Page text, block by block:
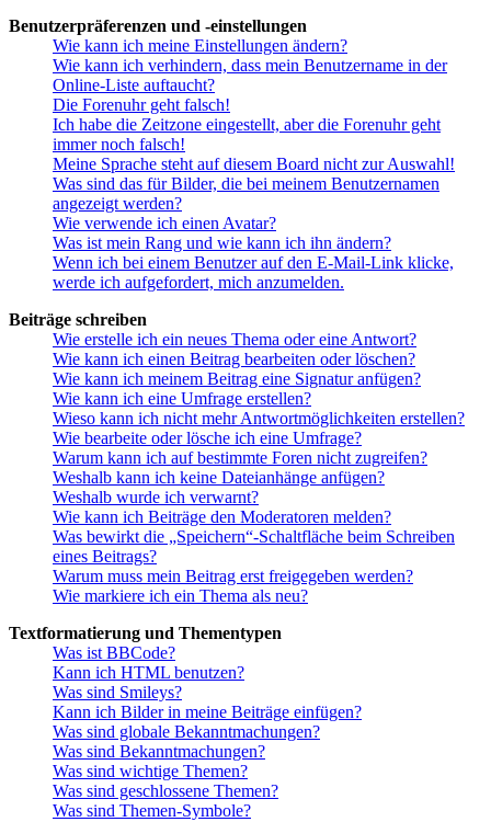
Benutzerpräferenzen und -einstellungen
Wie kann ich meine Einstellungen ändern?
Wie kann ich verhindern, dass mein Benutzername in der
Online-Liste auftaucht?
Die Forenuhr geht falsch!
Ich habe die Zeitzone eingestellt, aber die Forenuhr geht
immer noch falsch!
Meine Sprache steht auf diesem Board nicht zur Auswahl!
Was sind das für Bilder, die bei meinem Benutzernamen
angezeigt werden?
Wie verwende ich einen Avatar?
Was ist mein Rang und wie kann ich ihn ändern?
Wenn ich bei einem Benutzer auf den E-Mail-Link klicke,
werde ich aufgefordert, mich anzumelden.
Beiträge schreiben
Wie erstelle ich ein neues Thema oder eine Antwort?
Wie kann ich einen Beitrag bearbeiten oder löschen?
Wie kann ich meinem Beitrag eine Signatur anfügen?
Wie kann ich eine Umfrage erstellen?
Wieso kann ich nicht mehr Antwortmöglichkeiten erstellen?
Wie bearbeite oder lösche ich eine Umfrage?
Warum kann ich auf bestimmte Foren nicht zugreifen?
Weshalb kann ich keine Dateianhänge anfügen?
Weshalb wurde ich verwarnt?
Wie kann ich Beiträge den Moderatoren melden?
Was bewirkt die „Speichern“-Schaltfläche beim Schreiben
eines Beitrags?
Warum muss mein Beitrag erst freigegeben werden?
Wie markiere ich ein Thema als neu?
Textformatierung und Thementypen
Was ist BBCode?
Kann ich HTML benutzen?
Was sind Smileys?
Kann ich Bilder in meine Beiträge einfügen?
Was sind globale Bekanntmachungen?
Was sind Bekanntmachungen?
Was sind wichtige Themen?
Was sind geschlossene Themen?
Was sind Themen-Symbole?